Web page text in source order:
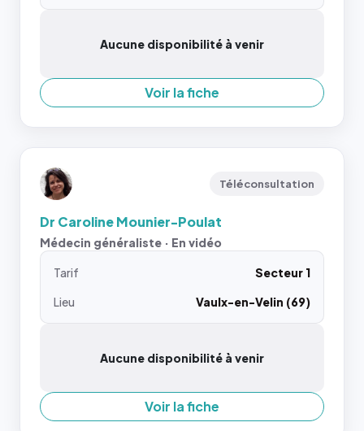
Aucune disponibilité à venir
Voir la fiche
Téléconsultation
Dr Caroline Mounier-Poulat
Médecin généraliste · En vidéo
Tarif
Secteur 1
Lieu
Vaulx-en-Velin (69)
Aucune disponibilité à venir
Voir la fiche